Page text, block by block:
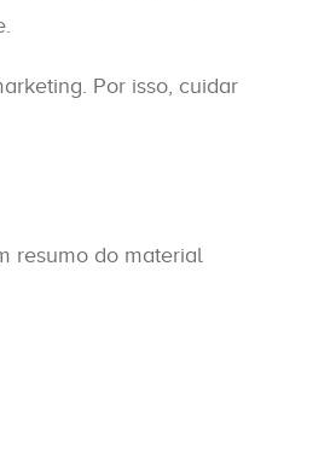
Por isso, cuidar
resumo do material